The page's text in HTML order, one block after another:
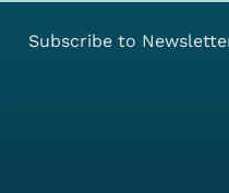
Subscribe to